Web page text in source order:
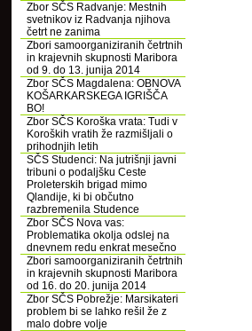
Zbor SČS Radvanje: Mestnih
svetnikov iz Radvanja njihova
četrt ne zanima
Zbori samoorganiziranih četrtnih
in krajevnih skupnosti Maribora
od 9. do 13. junija 2014
Zbor SČS Magdalena: OBNOVA
KOŠARKARSKEGA IGRIŠČA
BO!
Zbor SČS Koroška vrata: Tudi v
Koroških vratih že razmišljali o
prihodnjih letih
SČS Studenci: Na jutrišnji javni
tribuni o podaljšku Ceste
Proleterskih brigad mimo
Qlandije, ki bi občutno
razbremenila Studence
Zbor SČS Nova vas:
Problematika okolja odslej na
dnevnem redu enkrat mesečno
Zbori samoorganiziranih četrtnih
in krajevnih skupnosti Maribora
od 16. do 20. junija 2014
Zbor SČS Pobrežje: Marsikateri
problem bi se lahko rešil že z
malo dobre volje